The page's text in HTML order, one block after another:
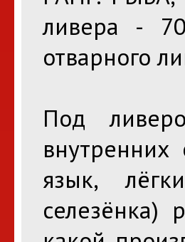
ливера -
отварного
Под
язык,
селезёнка)